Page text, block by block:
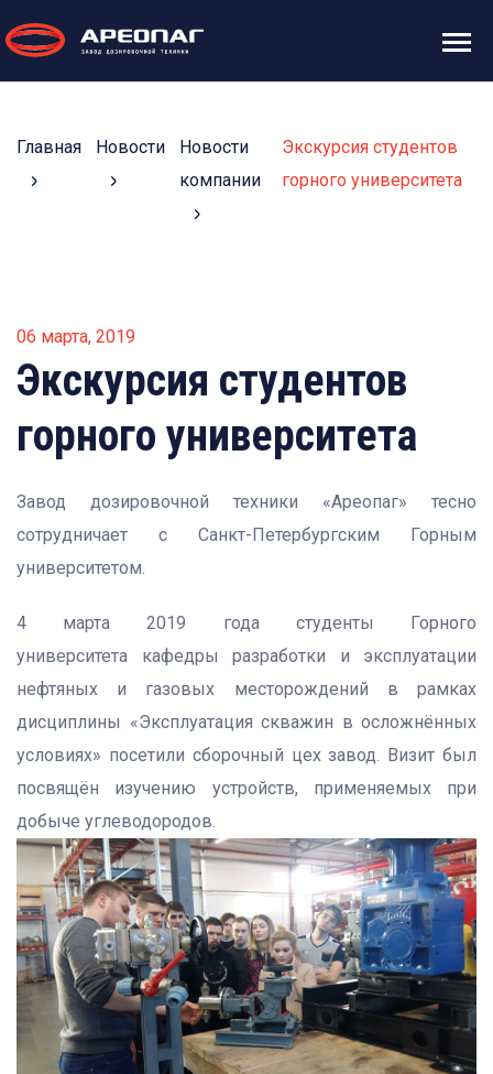
Главная Новости
Новости
компании
Экскурсия студентов
горного университета
06 марта, 2019
Экскурсия студентов
горного университета
Завод дозировочной техники «Ареопаг» тесно
сотрудничает с Санкт-Петербургским Горным
университетом.
4 марта 2019 года студенты Горного
университета кафедры разработки и эксплуатации
нефтяных и газовых месторождений в рамках
дисциплины «Эксплуатация скважин в осложнённых
условиях» посетили сборочный цех завод. Визит был
посвящён изучению устройств, применяемых при
добыче углеводородов.